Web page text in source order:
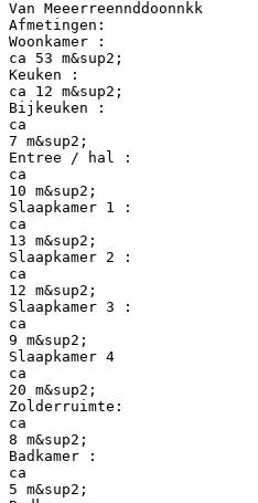
Van Meeerreennddoonnkk
Afmetingen:
Woonkamer :
ca 53 m&sup2;
Keuken :
ca 12 m&sup2;
Bijkeuken :
ca
7 m&sup2;
Entree / hal :
ca
10 m&sup2;
Slaapkamer 1 :
ca
13 m&sup2;
Slaapkamer 2 :
ca
12 m&sup2;
Slaapkamer 3 :
ca
9 m&sup2;
Slaapkamer 4
ca
20 m&sup2;
Zolderruimte:
ca
8 m&sup2;
Badkamer :
ca
5 m&sup2;